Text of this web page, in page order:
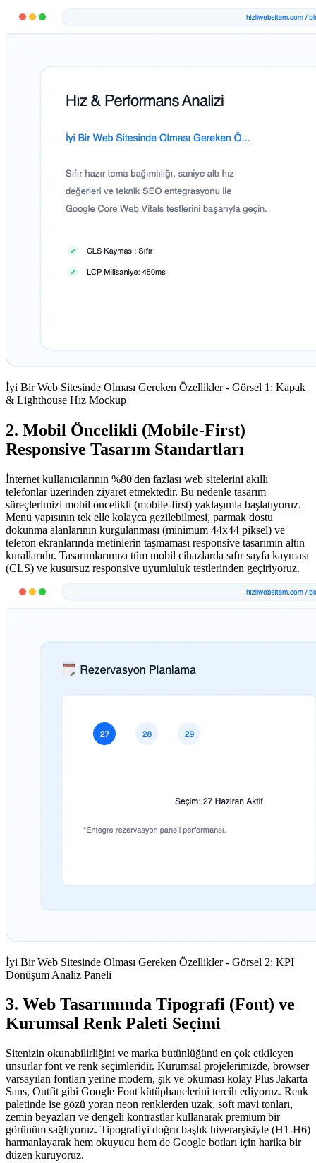
İyi Bir Web Sitesinde Olması Gereken Özellikler - Görsel 1: Kapak
& Lighthouse Hız Mockup
2. Mobil Öncelikli (Mobile-First)
Responsive Tasarım Standartları
İnternet kullanıcılarının %80'den fazlası web sitelerini akıllı
telefonlar üzerinden ziyaret etmektedir. Bu nedenle tasarım
süreçlerimizi mobil öncelikli (mobile-first) yaklaşımla başlatıyoruz.
Menü yapısının tek elle kolayca gezilebilmesi, parmak dostu
dokunma alanlarının kurgulanması (minimum 44x44 piksel) ve
telefon ekranlarında metinlerin taşmaması responsive tasarımın altın
kurallarıdır. Tasarımlarımızı tüm mobil cihazlarda sıfır sayfa kayması
(CLS) ve kusursuz responsive uyumluluk testlerinden geçiriyoruz.
İyi Bir Web Sitesinde Olması Gereken Özellikler - Görsel 2: KPI
Dönüşüm Analiz Paneli
3. Web Tasarımında Tipografi (Font) ve
Kurumsal Renk Paleti Seçimi
Sitenizin okunabilirliğini ve marka bütünlüğünü en çok etkileyen
unsurlar font ve renk seçimleridir. Kurumsal projelerimizde, browser
varsayılan fontları yerine modern, şık ve okuması kolay Plus Jakarta
Sans, Outfit gibi Google Font kütüphanelerini tercih ediyoruz. Renk
paletinde ise gözü yoran neon renklerden uzak, soft mavi tonları,
zemin beyazları ve dengeli kontrastlar kullanarak premium bir
görünüm sağlıyoruz. Tipografiyi doğru başlık hiyerarşisiyle (H1-H6)
harmanlayarak hem okuyucu hem de Google botları için harika bir
düzen kuruyoruz.